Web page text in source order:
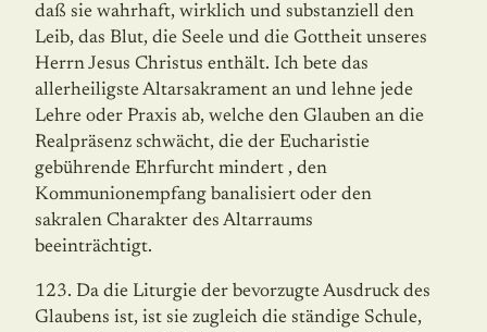
daß sie wahrhaft, wirklich und substanziell den
Leib, das Blut, die Seele und die Gottheit unseres
Herrn Jesus Christus enthält. Ich bete das
allerheiligste Altar­sak­rament an und lehne jede
Lehre oder Praxis ab, welche den Glauben an die
Realpräsenz schwächt, die der Eucharistie
gebührende Ehrfurcht mindert , den
Kommunionempfang banalisiert oder den
sakralen Charakter des Altarraums
beeinträchtigt.
123. Da die Liturgie der bevorzugte Ausdruck des
Glaubens ist, ist sie zugleich die stän­dige Schule,